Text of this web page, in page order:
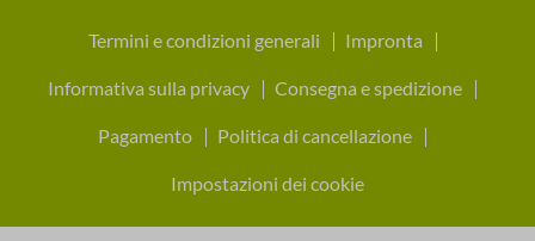
Termini e condizioni generali Impronta
Informativa sulla privacy Consegna e spedizione
Pagamento Politica di cancellazione
Impostazioni dei cookie